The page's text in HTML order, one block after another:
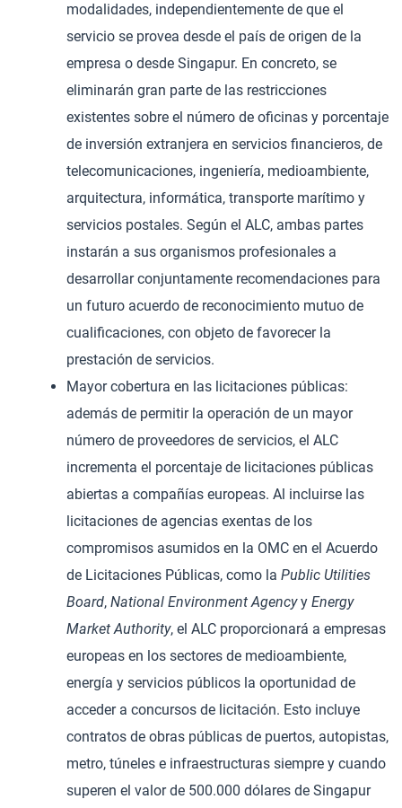
modalidades, independientemente de que el
servicio se provea desde el país de origen de la
empresa o desde Singapur. En concreto, se
eliminarán gran parte de las restricciones
existentes sobre el número de oficinas y porcentaje
de inversión extranjera en servicios financieros, de
telecomunicaciones, ingeniería, medioambiente,
arquitectura, informática, transporte marítimo y
servicios postales. Según el ALC, ambas partes
instarán a sus organismos profesionales a
desarrollar conjuntamente recomendaciones para
un futuro acuerdo de reconocimiento mutuo de
cualificaciones, con objeto de favorecer la
prestación de servicios.
Mayor cobertura en las licitaciones públicas:
además de permitir la operación de un mayor
número de proveedores de servicios, el ALC
incrementa el porcentaje de licitaciones públicas
abiertas a compañías europeas. Al incluirse las
licitaciones de agencias exentas de los
compromisos asumidos en la OMC en el Acuerdo
de Licitaciones Públicas, como la Public Utilities
Board, National Environment Agencyy Energy
Market Authority, el ALC proporcionará a empresas
europeas en los sectores de medioambiente,
energía y servicios públicos la oportunidad de
acceder a concursos de licitación. Esto incluye
contratos de obras públicas de puertos, autopistas,
metro, túneles e infraestructuras siempre y cuando
superen el valor de 500.000 dólares de Singapur